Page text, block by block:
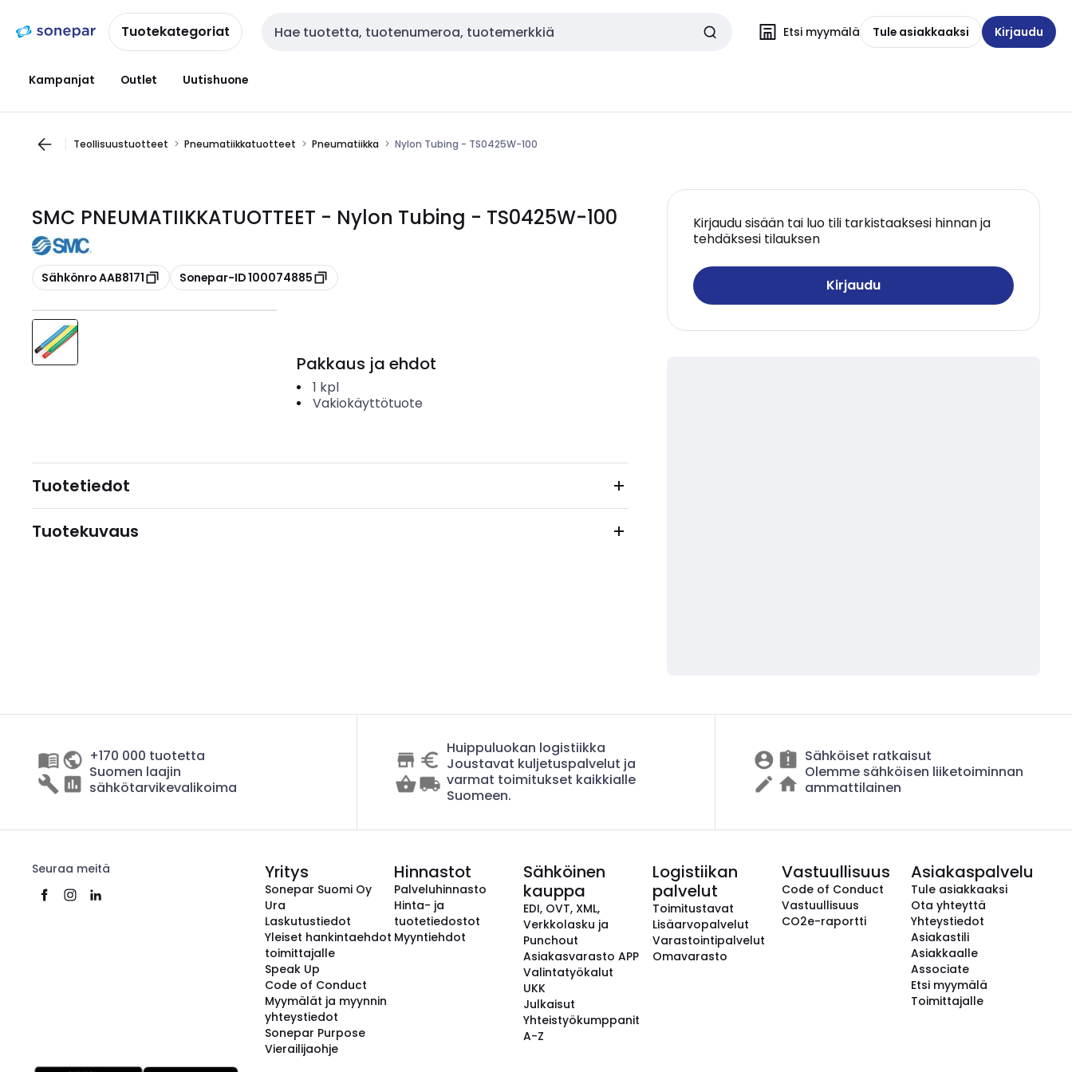
navigointiinsisältöönTuotekategoriat Haku Etsi myymälä Tule asiakkaaksi Kirjaudu
Kampanjat Outlet Uutishuone
Teollisuustuotteet Pneumatiikkatuotteet Pneumatiikka Nylon Tubing - TS0425W-100
SMC PNEUMATIIKKATUOTTEET - Nylon Tubing - TS0425W-100
Kopioi
Sähkönro AAB8171 Kopioi
Sonepar-ID 100074885
Kirjaudu sisään tai luo tili tarkistaaksesi hinnan ja
tehdäksesi tilauksen
Kirjaudu
Pakkaus ja ehdot
1 kpl
Vakiokäyttötuote
Tuotetiedot
Tuotekuvaus
+170 000 tuotetta
Suomen laajin
sähkötarvikevalikoima
Huippuluokan logistiikka
Joustavat kuljetuspalvelut ja
varmat toimitukset kaikkialle
Suomeen.
Sähköiset ratkaisut
Olemme sähköisen liiketoiminnan
ammattilainen
Seuraa meitä Yritys
Sonepar Suomi Oy
Ura
Laskutustiedot
Yleiset hankintaehdot
toimittajalle
Speak Up
Code of Conduct
Myymälät ja myynnin
yhteystiedot
Sonepar Purpose
Vierailijaohje
Hinnastot
Palveluhinnasto
Hinta- ja
tuotetiedostot
Myyntiehdot
Sähköinen
kauppa
EDI, OVT, XML,
Verkkolasku ja
Punchout
Asiakasvarasto APP
Valintatyökalut
UKK
Julkaisut
Yhteistyökumppanit
A-Z
Logistiikan
palvelut
Toimitustavat
Lisäarvopalvelut
Varastointipalvelut
Omavarasto
Vastuullisuus
Code of Conduct
Vastuullisuus
CO2e-raportti
Asiakaspalvelu
Tule asiakkaaksi
Ota yhteyttä
Yhteystiedot
Asiakastili
Asiakkaalle
Associate
Etsi myymälä
Toimittajalle